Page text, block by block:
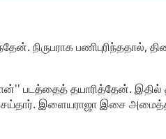
நிருபராக பணிபுரிந்ததால்,
படத்தைத் தயாரித்தேன். இதில்
இளையராஜா இசை